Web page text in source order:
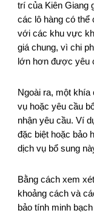
trí của Kiên Giang
các lô hàng có
với các khu vực
giá chung, vì chi
lớn hơn được yêu
Ngoài ra, một
vụ hoặc yêu cầu
nhận yêu cầu. Ví
đặc biệt hoặc bảo
dịch vụ bổ sung
Bằng cách xem
khoảng cách và
bảo tính minh